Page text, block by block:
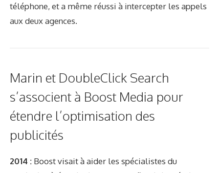
téléphone, et a même réussi à intercepter les appels
aux deux agences.
Marin et DoubleClick Search
s’associent à Boost Media pour
étendre l’optimisation des
publicités
2014 : Boost visait à aider les spécialistes du